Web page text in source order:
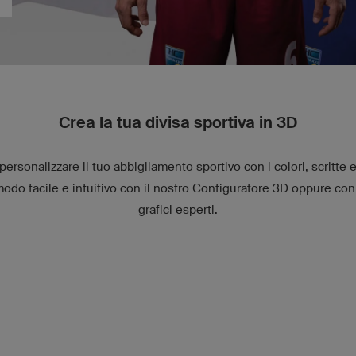
Crea la tua divisa sportiva in 3D
il tuo abbigliamento sportivo con i colori, scritte
facile e intuitivo con il nostro Configuratore 3D oppure
grafici esperti.